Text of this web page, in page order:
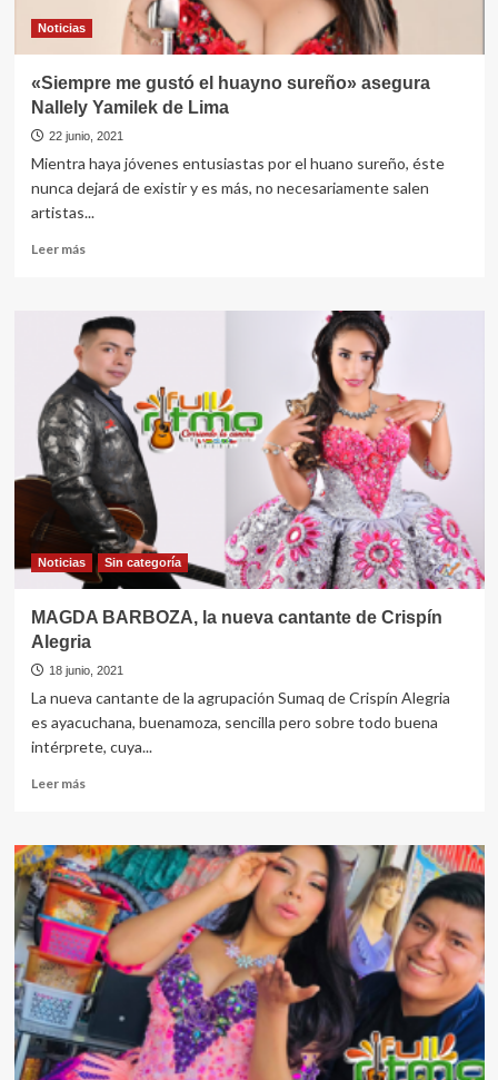
Noticias
«Siempre me gustó el huayno sureño» asegura
Nallely Yamilek de Lima
22 junio, 2021
Mientra haya jóvenes entusiastas por el huano sureño, éste
nunca dejará de existir y es más, no necesariamente salen
artistas...
Leer másLeer
me
gustó
el
huayno
sureño»
asegura
Nallely
Yamilek
de
Lima
Noticias Sin categorí­a
MAGDA BARBOZA, la nueva cantante de Crispín
Alegria
18 junio, 2021
La nueva cantante de la agrupación Sumaq de Crispín Alegria
es ayacuchana, buenamoza, sencilla pero sobre todo buena
intérprete, cuya...
Leer másLeer
MAGDA
BARBOZA,
la
nueva
cantante
de
Crispín
Alegria